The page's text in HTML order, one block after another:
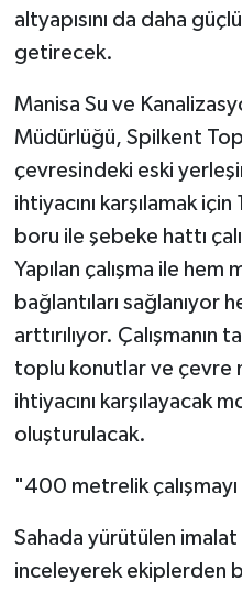
altyapısını da daha
getirecek.
Manisa Su ve
Müdürlüğü, Spilkent
çevresindeki eski
ihtiyacını karşılamak
boru ile şebeke hattı
Yapılan çalışma ile hem
bağlantıları sağlanıyor
arttırılıyor. Çalışmanın
toplu konutlar ve çevre
ihtiyacını karşılayacak
oluşturulacak.
"400 metrelik
Sahada yürütülen imalat
inceleyerek ekiplerden